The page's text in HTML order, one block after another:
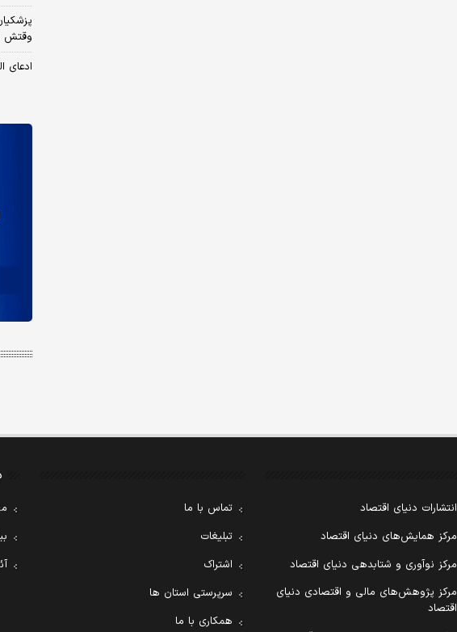
وقتش
ادعای
انتشارات دنیای اقتصاد
مرکز همایش‌های دنیای اقتصاد
مرکز نوآوری و شتابدهی دنیای اقتصاد
مرکز پژوهش‌های مالی و اقتصادی دنیای
اقتصاد
تماس با ما
تبلیغات
اشتراک
سرپرستی استان ها
همکاری با ما